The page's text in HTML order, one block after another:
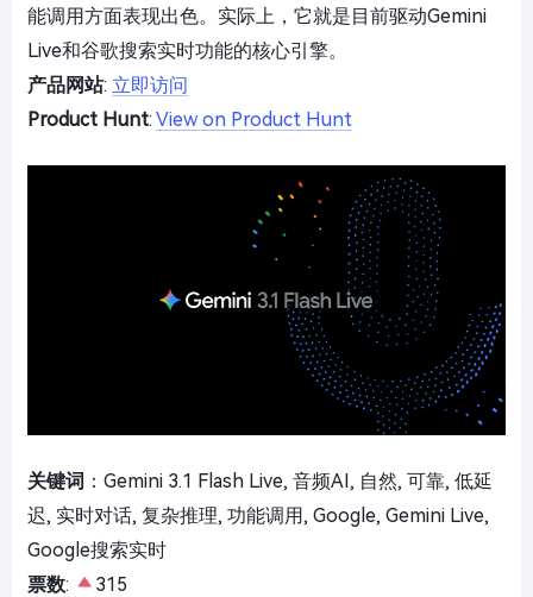
能调用方面表现出色。实际上，它就是目前驱动Gemini
Live和谷歌搜索实时功能的核心引擎。
产品网站: 立即访问
Product Hunt: View on Product Hunt
关键词 ：Gemini 3.1 Flash Live, 音频AI, 自然, 可靠, 低延
迟, 实时对话, 复杂推理, 功能调用, Google, Gemini Live,
Google搜索实时
票数:
315